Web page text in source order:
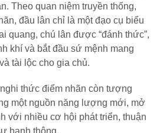
Theo quan niệm truyền thống,
đầu lân chỉ là một đạo cụ biểu
quang, chú lân được “đánh thức”,
khí và bắt đầu sứ mệnh mang
tài lộc cho gia chủ.
thức điểm nhãn còn tượng
một nguồn năng lượng mới, mở
với nhiều cơ hội phát triển, thuận
hanh thông.